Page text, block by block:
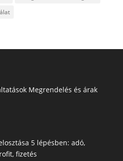
Megrendelés és árak
5 lépésben: adó,
fizetés